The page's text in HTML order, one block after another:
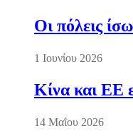
Οι πόλεις
1 Ιουνίου 2026
Κίνα και ΕΕ
14 Μαΐου 2026